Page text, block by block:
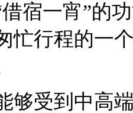
宿一宵”的
忙行程的一
受到中高端